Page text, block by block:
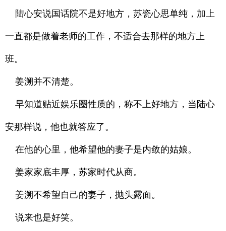
陆心安说国话院不是好地方，苏瓷心思单纯，加上
一直都是做着老师的工作，不适合去那样的地方上
班。
姜溯并不清楚。
早知道贴近娱乐圈性质的，称不上好地方，当陆心
安那样说，他也就答应了。
在他的心里，他希望他的妻子是内敛的姑娘。
姜家家底丰厚，苏家时代从商。
姜溯不希望自己的妻子，抛头露面。
说来也是好笑。